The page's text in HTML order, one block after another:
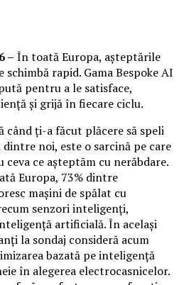
– În toată Europa, așteptările
rapid. Gama Bespoke AI
pentru a le satisface,
și grijă în fiecare ciclu.
când ți-a făcut plăcere să speli
noi, este o sarcină pe care
ce așteptăm cu nerăbdare.
Europa, 73% dintre
mașini de spălat cu
senzori inteligenți,
artificială. În același
la sondaj consideră acum
bazată pe inteligență
în alegerea electrocasnicelor.